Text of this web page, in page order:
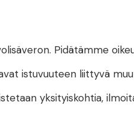
Pidätämme
istuvuuteen liittyvä
yksityiskohtia,